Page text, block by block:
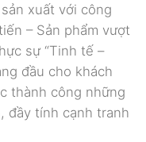
xuất với công
– Sản phẩm vượt
sự “Tinh tế –
đầu cho khách
thành công những
đầy tính cạnh tranh